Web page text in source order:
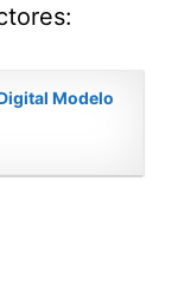
Modelo